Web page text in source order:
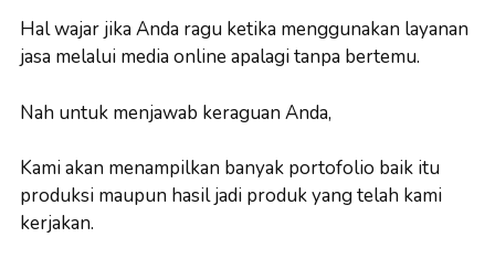
Hal wajar jika Anda ragu ketika menggunakan layanan
jasa melalui media online apalagi tanpa bertemu.
Nah untuk menjawab keraguan Anda,
Kami akan menampilkan banyak portofolio baik itu
produksi maupun hasil jadi produk yang telah kami
kerjakan.